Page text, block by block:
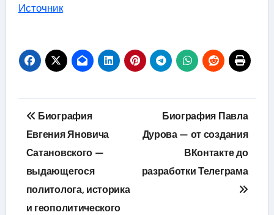
Источник
Навигация
по
записям
Биография
Евгения Яновича
Сатановского —
выдающегося
политолога, историка
и геополитического
Биография Павла
Дурова — от создания
ВКонтакте до
разработки Телеграма